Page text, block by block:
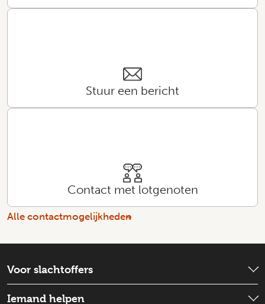
Stuur een bericht
Contact met lotgenoten
Alle contactmogelijkheden
Voor slachtoffers
Wat is er gebeurd?
Iemand helpen